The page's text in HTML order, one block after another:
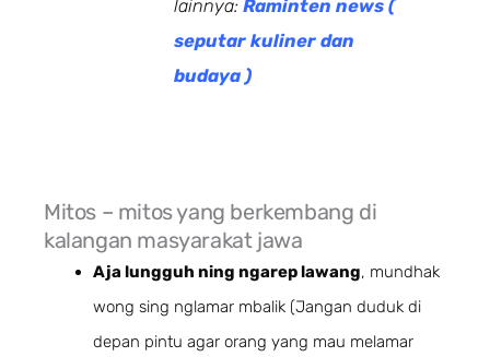
lainnya: Raminten news (
seputar kuliner dan
budaya )
Mitos – mitos yang berkembang di
kalangan masyarakat jawa
Aja lungguh ning ngarep lawang, mundhak
wong sing nglamar mbalik (Jangan duduk di
depan pintu agar orang yang mau melamar